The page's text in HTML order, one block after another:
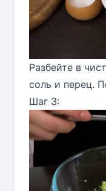
Разбейте в
соль и перец.
Шаг 3: